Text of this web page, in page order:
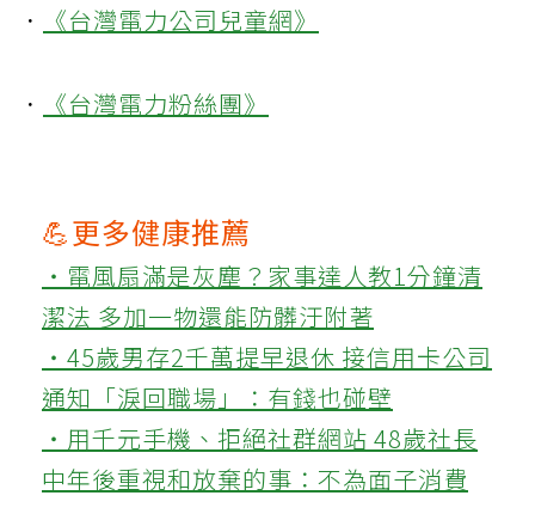
． 《台灣電力公司兒童網》
． 《台灣電力粉絲團》
💪更多健康推薦
‧電風扇滿是灰塵？家事達人教1分鐘清
潔法 多加一物還能防髒汙附著
‧45歲男存2千萬提早退休 接信用卡公司
通知「淚回職場」：有錢也碰壁
‧用千元手機、拒絕社群網站 48歲社長
中年後重視和放棄的事：不為面子消費